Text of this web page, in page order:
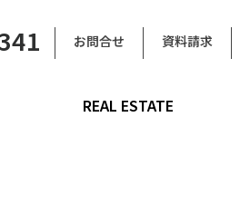
お問合せ 資料請求
REAL ESTATE